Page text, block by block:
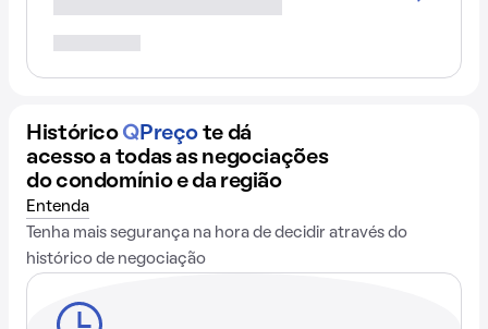
Histórico QPreço te dá
acesso a todas as negociações
do condomínio e da região
Entenda
Tenha mais segurança na hora de decidir através do
histórico de negociação